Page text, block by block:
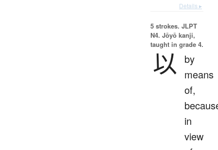
Details ▸
5 strokes. JLPT
N4. Jōyō kanji,
taught in grade 4.
以 by
means
of,
in
view